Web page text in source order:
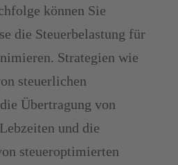
können Sie
die Steuerbelastung für
Strategien wie
steuerlichen
Übertragung von
und die
steueroptimierten